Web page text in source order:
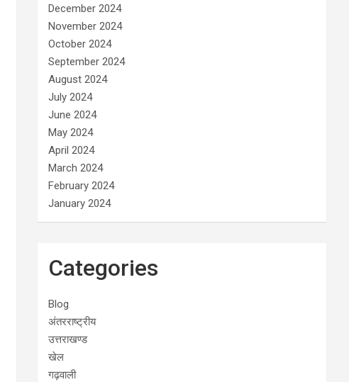
December 2024
November 2024
October 2024
September 2024
August 2024
July 2024
June 2024
May 2024
April 2024
March 2024
February 2024
January 2024
Categories
Blog
अंतरराष्ट्रीय
उत्तराखण्ड
खेल
गढ़वाली